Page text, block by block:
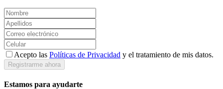
Acepto las Políticas de Privacidad y el tratamiento de mis datos.
Registrarme ahora
Estamos para ayudarte